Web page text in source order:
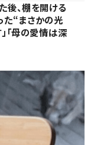
後、棚を開ける
“まさかの光
「母の愛情は深